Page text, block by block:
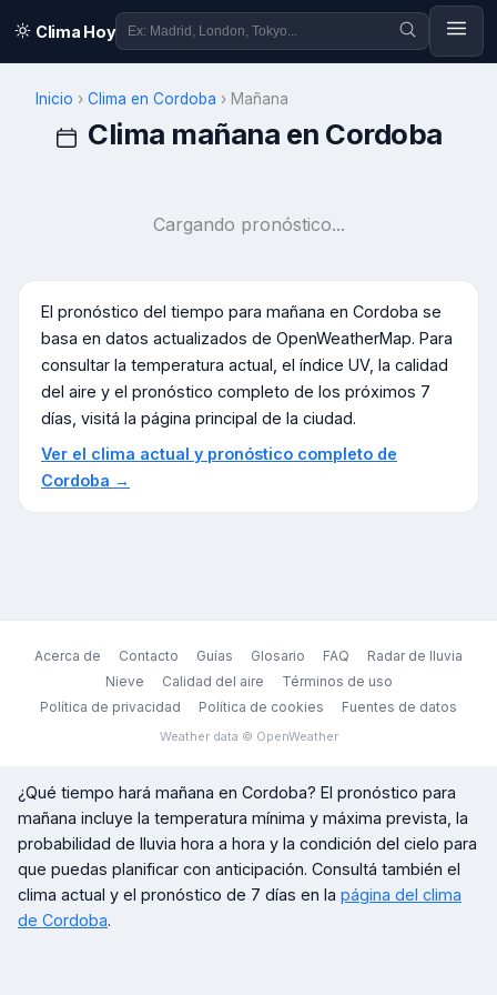
Clima Hoy
Inicio › Clima en Cordoba › Mañana
Clima mañana en Cordoba
Cargando pronóstico...
El pronóstico del tiempo para mañana en Cordoba se
basa en datos actualizados de OpenWeatherMap. Para
consultar la temperatura actual, el índice UV, la calidad
del aire y el pronóstico completo de los próximos 7
días, visitá la página principal de la ciudad.
Ver el clima actual y pronóstico completo de
Cordoba →
Acerca de Contacto Guías Glosario FAQ
Radar de lluvia
Nieve
Calidad del aire
Términos de uso
Política de privacidad
Política de cookies Fuentes de datos
Weather data © OpenWeather
¿Qué tiempo hará mañana en Cordoba? El pronóstico para
mañana incluye la temperatura mínima y máxima prevista, la
probabilidad de lluvia hora a hora y la condición del cielo para
que puedas planificar con anticipación. Consultá también el
clima actual y el pronóstico de 7 días en la página del clima
de Cordoba.